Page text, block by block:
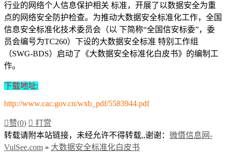
行业的网络个人信息保护相关 标准，开展了以数据安全为重
点的网络安全防护检查。为推动大数据安全标准化工作，全国
信息安全标准化技术委员会（以 下简称“全国信安标委”，委
员会编号为TC260）下设的大数据安全标准 特别工作组
（SWG-BDS）启动了《大数据安全标准化白皮书》的编制工
作。
下载地址:
http://www.cac.gov.cn/wxb_pdf/5583944.pdf
赞(0)  打赏
转载请附本站链接，未经允许不得转载,,谢谢： 微慑信息网-
VulSee.com » 大数据安全标准化白皮书